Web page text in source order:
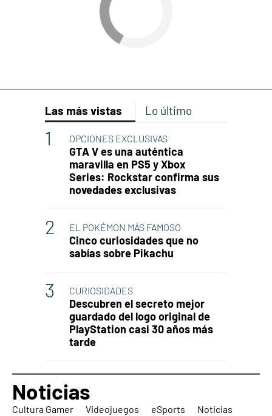
Las más vistas Lo último
OPCIONES EXCLUSIVAS
GTA V es una auténtica
maravilla en PS5 y Xbox
Series: Rockstar confirma sus
novedades exclusivas
EL POKÉMON MÁS FAMOSO
Cinco curiosidades que no
sabías sobre Pikachu
CURIOSIDADES
Descubren el secreto mejor
guardado del logo original de
PlayStation casi 30 años más
tarde
Noticias
Cultura Gamer Videojuegos eSports
Noticias